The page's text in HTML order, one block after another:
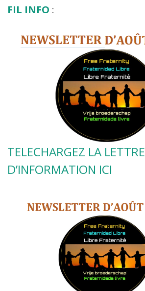
FIL INFO :
TELECHARGEZ LA LETTRE
D’INFORMATION ICI